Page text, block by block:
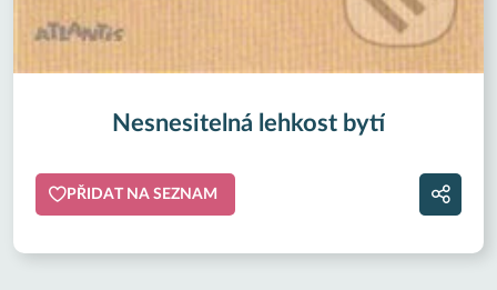
Nesnesitelná lehkost bytí
PŘIDAT NA SEZNAM